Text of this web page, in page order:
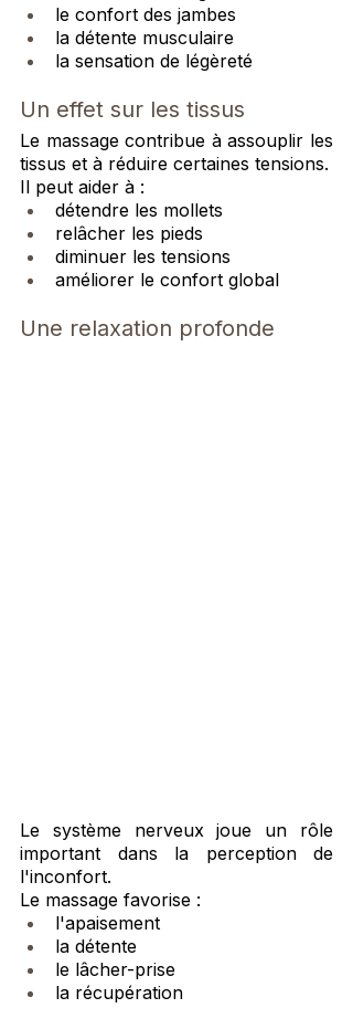
le confort des jambes
la détente musculaire
la sensation de légèreté
Un effet sur les tissus
Le massage contribue à assouplir les
tissus et à réduire certaines tensions.
Il peut aider à :
détendre les mollets
relâcher les pieds
diminuer les tensions
améliorer le confort global
Une relaxation profonde
Le système nerveux joue un rôle
important dans la perception de
l'inconfort.
Le massage favorise :
l'apaisement
la détente
le lâcher-prise
la récupération